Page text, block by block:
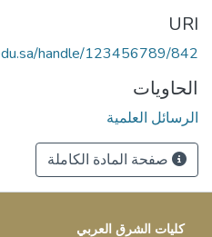
URI
handle/123456789/842
الحاويات
الرسائل العلمية
صفحة المادة الكاملة
كليات الشرق العربي